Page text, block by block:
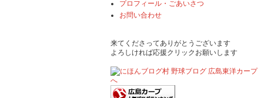
プロフィール・ごあいさつ
お問い合わせ
来てくださってありがとうございます
よろしければ応援クリックお願いします